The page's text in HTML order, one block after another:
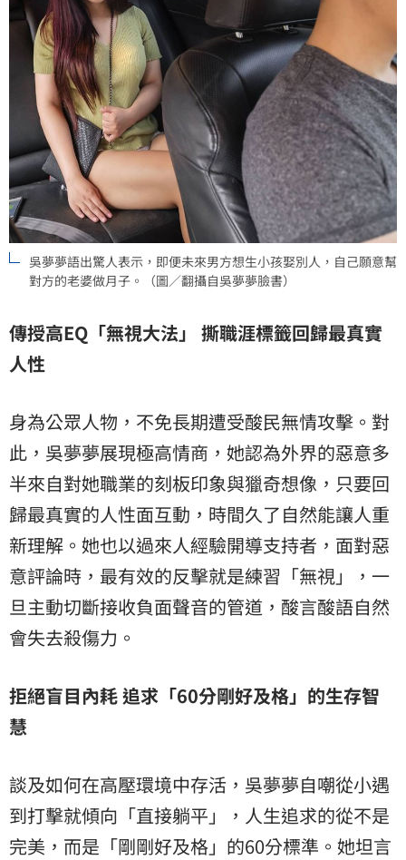
吳夢夢語出驚人表示，即便未來男方想生小孩娶別人，自己願意幫
對方的老婆做月子。（圖／翻攝自吳夢夢臉書）
傳授高EQ「無視大法」 撕職涯標籤回歸最真實
人性
身為公眾人物，不免長期遭受酸民無情攻擊。對
此，吳夢夢展現極高情商，她認為外界的惡意多
半來自對她職業的刻板印象與獵奇想像，只要回
歸最真實的人性面互動，時間久了自然能讓人重
新理解。她也以過來人經驗開導支持者，面對惡
意評論時，最有效的反擊就是練習「無視」，一
旦主動切斷接收負面聲音的管道，酸言酸語自然
會失去殺傷力。
拒絕盲目內耗 追求「60分剛好及格」的生存智
慧
談及如何在高壓環境中存活，吳夢夢自嘲從小遇
到打擊就傾向「直接躺平」，人生追求的從不是
完美，而是「剛剛好及格」的60分標準。她坦言